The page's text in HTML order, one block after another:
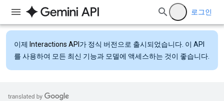
로그인
이제 Interactions API 가 정식 버전으로 출시되었습니다. 이 API
를 사용하여 모든 최신 기능과 모델에 액세스하는 것이 좋습니다.